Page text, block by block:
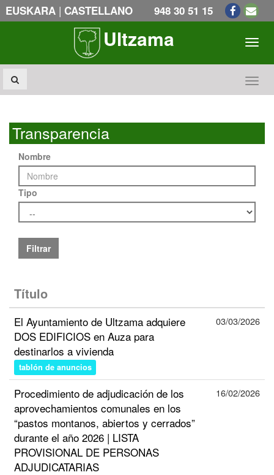
EUSKARA | CASTELLANO 948 30 51 15
Ultzama
Transparencia
Nombre
Tipo
Filtrar
Título
El Ayuntamiento de Ultzama adquiere
DOS EDIFICIOS en Auza para
destinarlos a vivienda
tablón de anuncios
03/03/2026
Procedimiento de adjudicación de los
aprovechamientos comunales en los
“pastos montanos, abiertos y cerrados”
durante el año 2026 | LISTA
PROVISIONAL DE PERSONAS
ADJUDICATARIAS
16/02/2026